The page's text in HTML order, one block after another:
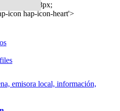
height:28px;
icon hap-icon-heart'>
emisora local, información,